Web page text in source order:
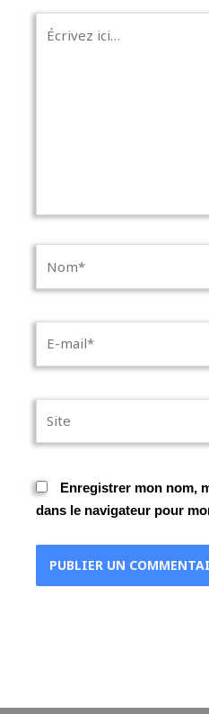
Enregistrer mon nom,
dans le navigateur pour